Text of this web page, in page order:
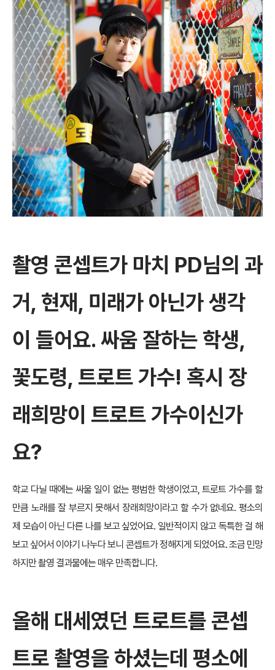
촬영 콘셉트가 마치 PD님의 과
거, 현재, 미래가 아닌가 생각
이 들어요. 싸움 잘하는 학생,
꽃도령, 트로트 가수! 혹시 장
래희망이 트로트 가수이신가
요?
학교 다닐 때에는 싸울 일이 없는 평범한 학생이었고, 트로트 가수를 할
만큼 노래를 잘 부르지 못해서 장래희망이라고 할 수가 없네요. 평소의
제 모습이 아닌 다른 나를 보고 싶었어요. 일반적이지 않고 독특한 걸 해
보고 싶어서 이야기 나누다 보니 콘셉트가 정해지게 되었어요. 조금 민망
하지만 촬영 결과물에는 매우 만족합니다.
올해 대세였던 트로트를 콘셉
트로 촬영을 하셨는데 평소에